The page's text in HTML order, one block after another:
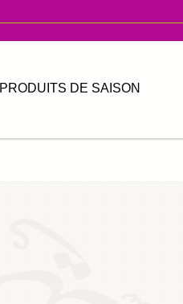
PRODUITS DE SAISON